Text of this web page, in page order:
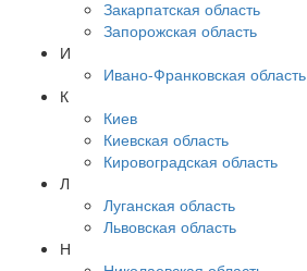
Закарпатская область
Запорожская область
И
Ивано-Франковская область
К
Киев
Киевская область
Кировоградская область
Л
Луганская область
Львовская область
Н